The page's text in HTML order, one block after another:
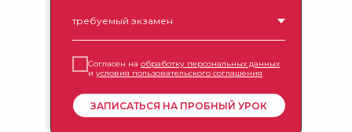
Согласен на обработку персональных данных
и условия пользовательского соглашения
ЗАПИСАТЬСЯ НА ПРОБНЫЙ УРОК